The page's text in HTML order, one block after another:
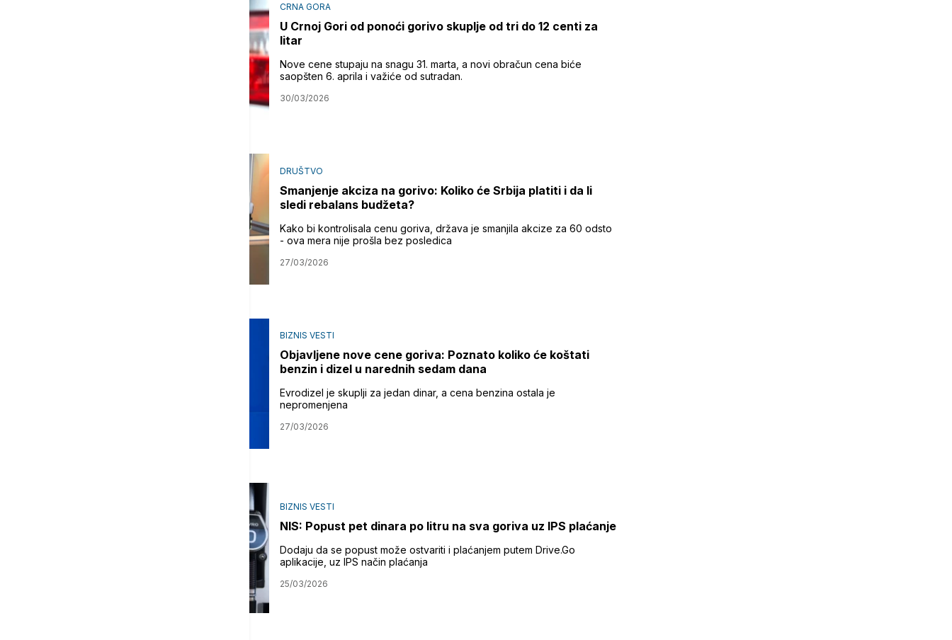
CRNA GORA
U Crnoj Gori od ponoći gorivo skuplje od tri do 12 centi za
litar
Nove cene stupaju na snagu 31. marta, a novi obračun cena biće
saopšten 6. aprila i važiće od sutradan.
30/03/2026
DRUŠTVO
Smanjenje akciza na gorivo: Koliko će Srbija platiti i da li
sledi rebalans budžeta?
Kako bi kontrolisala cenu goriva, država je smanjila akcize za 60 odsto
- ova mera nije prošla bez posledica
27/03/2026
BIZNIS VESTI
Objavljene nove cene goriva: Poznato koliko će koštati
benzin i dizel u narednih sedam dana
Evrodizel je skuplji za jedan dinar, a cena benzina ostala je
nepromenjena
27/03/2026
BIZNIS VESTI
NIS: Popust pet dinara po litru na sva goriva uz IPS plaćanje
Dodaju da se popust može ostvariti i plaćanjem putem Drive.Go
aplikacije, uz IPS način plaćanja
25/03/2026